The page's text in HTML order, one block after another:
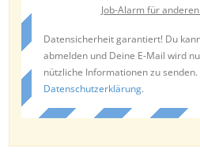
Job-Alarm für
Datensicherheit garantiert! Du
abmelden und Deine E-Mail wird
nützliche Informationen zu
Datenschutzerklärung.